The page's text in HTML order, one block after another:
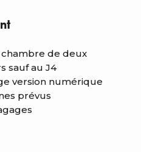
de deux
sauf au J4
version numérique
prévus